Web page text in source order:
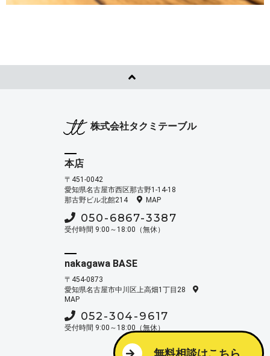
株式会社タクミテーブル
本店
〒451-0042
愛知県名古屋市西区那古野1-14-18
那古野ビル北館214
MAP
050-6867-3387
受付時間 9:00～18:00（無休）
nakagawa BASE
〒454-0873
愛知県名古屋市中川区上高畑1丁目28
MAP
052-304-9617
受付時間 9:00～18:00（無休）
無料相談はこちら